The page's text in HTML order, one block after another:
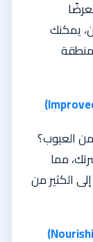
يمكنك
العيوب؟
مما
الكثير من